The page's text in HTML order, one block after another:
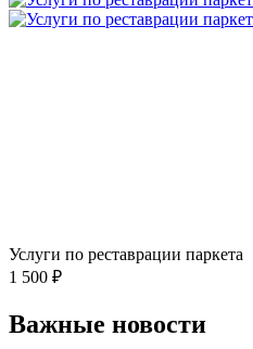
Услуги по реставрации паркета
1 500 ₽
Важные новости